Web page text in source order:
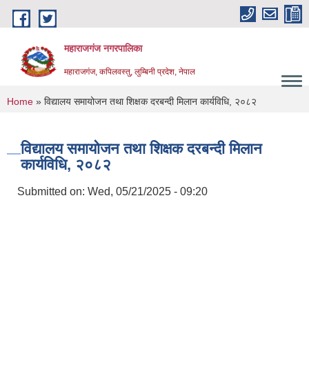
Skip to main content
महाराजगंज नगरपालिका
महाराजगंज, कपिलवस्तु, लुम्बिनी प्रदेश, नेपाल
You are here
Home » विद्यालय समायोजन तथा शिक्षक दरबन्दी मिलान कार्यविधि, २०८२
विद्यालय समायोजन तथा शिक्षक दरबन्दी मिलान
कार्यविधि, २०८२
Submitted on: Wed, 05/21/2025 - 09:20